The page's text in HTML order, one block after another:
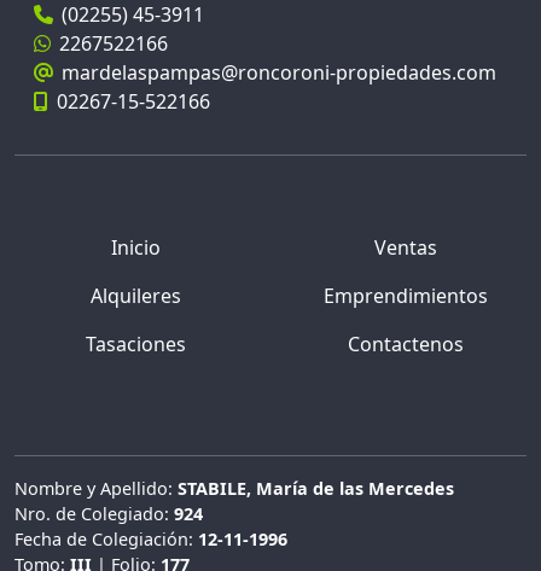
(02255) 45-3911
2267522166
mardelaspampas@roncoroni-propiedades.com
02267-15-522166
Inicio
Ventas
Alquileres
Emprendimientos
Tasaciones
Contactenos
Nombre y Apellido: STABILE, María de las Mercedes
Nro. de Colegiado: 924
Fecha de Colegiación: 12-11-1996
Tomo: III | Folio: 177